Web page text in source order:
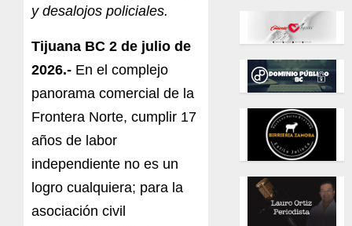
y desalojos policiales.
Tijuana BC 2 de julio de
2026.- En el complejo
panorama comercial de la
Frontera Norte, cumplir 17
años de labor
independiente no es un
logro cualquiera; para la
asociación civil